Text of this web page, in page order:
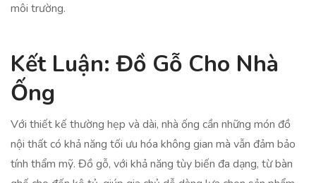
môi trường.
Kết Luận: Đồ Gỗ Cho Nhà
Ống
Với thiết kế thường hẹp và dài, nhà ống cần những món đồ
nội thất có khả năng tối ưu hóa không gian mà vẫn đảm bảo
tính thẩm mỹ. Đồ gỗ, với khả năng tùy biến đa dạng, từ bàn